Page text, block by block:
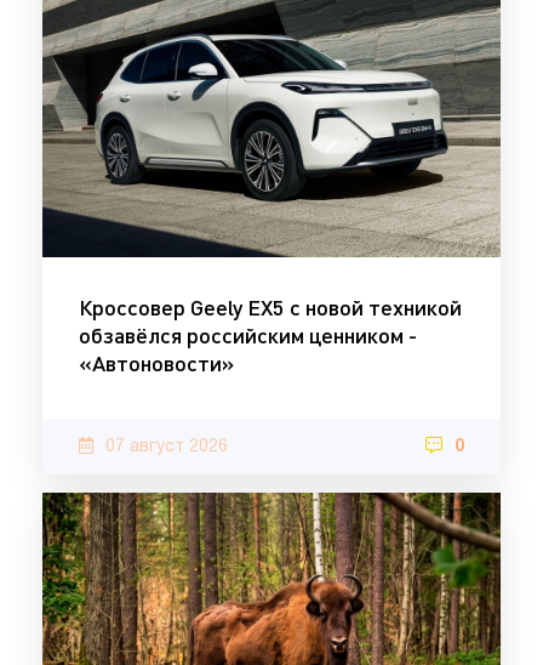
Кроссовер Geely EX5 с новой техникой
обзавёлся российским ценником -
«Автоновости»
07 август 2026 0